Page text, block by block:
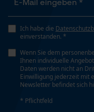
Ich habe die
einverstanden. *
Wenn Sie dem
Ihnen individuelle
Daten werden nicht an
Einwilligung jederzeit mit
Newsletter befindet sich
* PflichtfeldMarketing